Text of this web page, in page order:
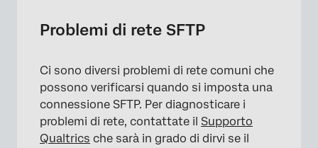
Problemi di rete SFTP
Ci sono diversi problemi di rete comuni che
possono verificarsi quando si imposta una
connessione SFTP. Per diagnosticare i
problemi di rete, contattate il Supporto
Qualtrics che sarà in grado di dirvi se il